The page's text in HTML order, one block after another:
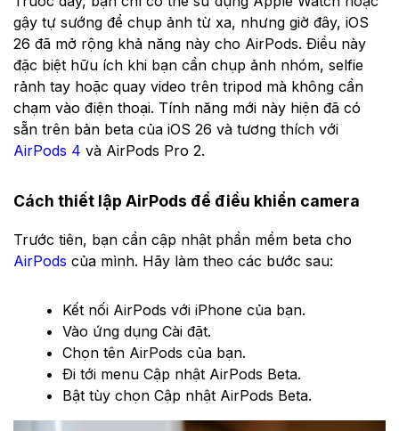
gậy tự sướng để chụp ảnh từ xa, nhưng giờ đây, iOS
26 đã mở rộng khả năng này cho AirPods. Điều này
đặc biệt hữu ích khi bạn cần chụp ảnh nhóm, selfie
rảnh tay hoặc quay video trên tripod mà không cần
chạm vào điện thoại. Tính năng mới này hiện đã có
sẵn trên bản beta của iOS 26 và tương thích với
AirPods 4 và AirPods Pro 2.
Cách thiết lập AirPods để điều khiển camera
Trước tiên, bạn cần cập nhật phần mềm beta cho
AirPods của mình. Hãy làm theo các bước sau:
Kết nối AirPods với iPhone của bạn.
Vào ứng dụng Cài đặt.
Chọn tên AirPods của bạn.
Đi tới menu Cập nhật AirPods Beta.
Bật tùy chọn Cập nhật AirPods Beta.